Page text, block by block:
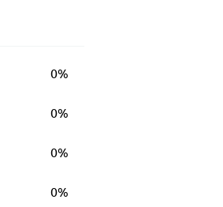
0%
0%
0%
0%